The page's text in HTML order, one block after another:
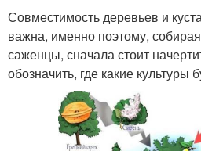
Соседи для клубники
Соседи для винограда
Совместимость деревьев и
важна, именно поэтому,
саженцы, сначала стоит
обозначить, где какие культуры